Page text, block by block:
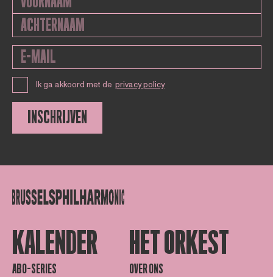
Ik ga akkoord met de privacy policy
INSCHRIJVEN
KALENDER
ABO-SERIES
HET ORKEST
OVER ONS